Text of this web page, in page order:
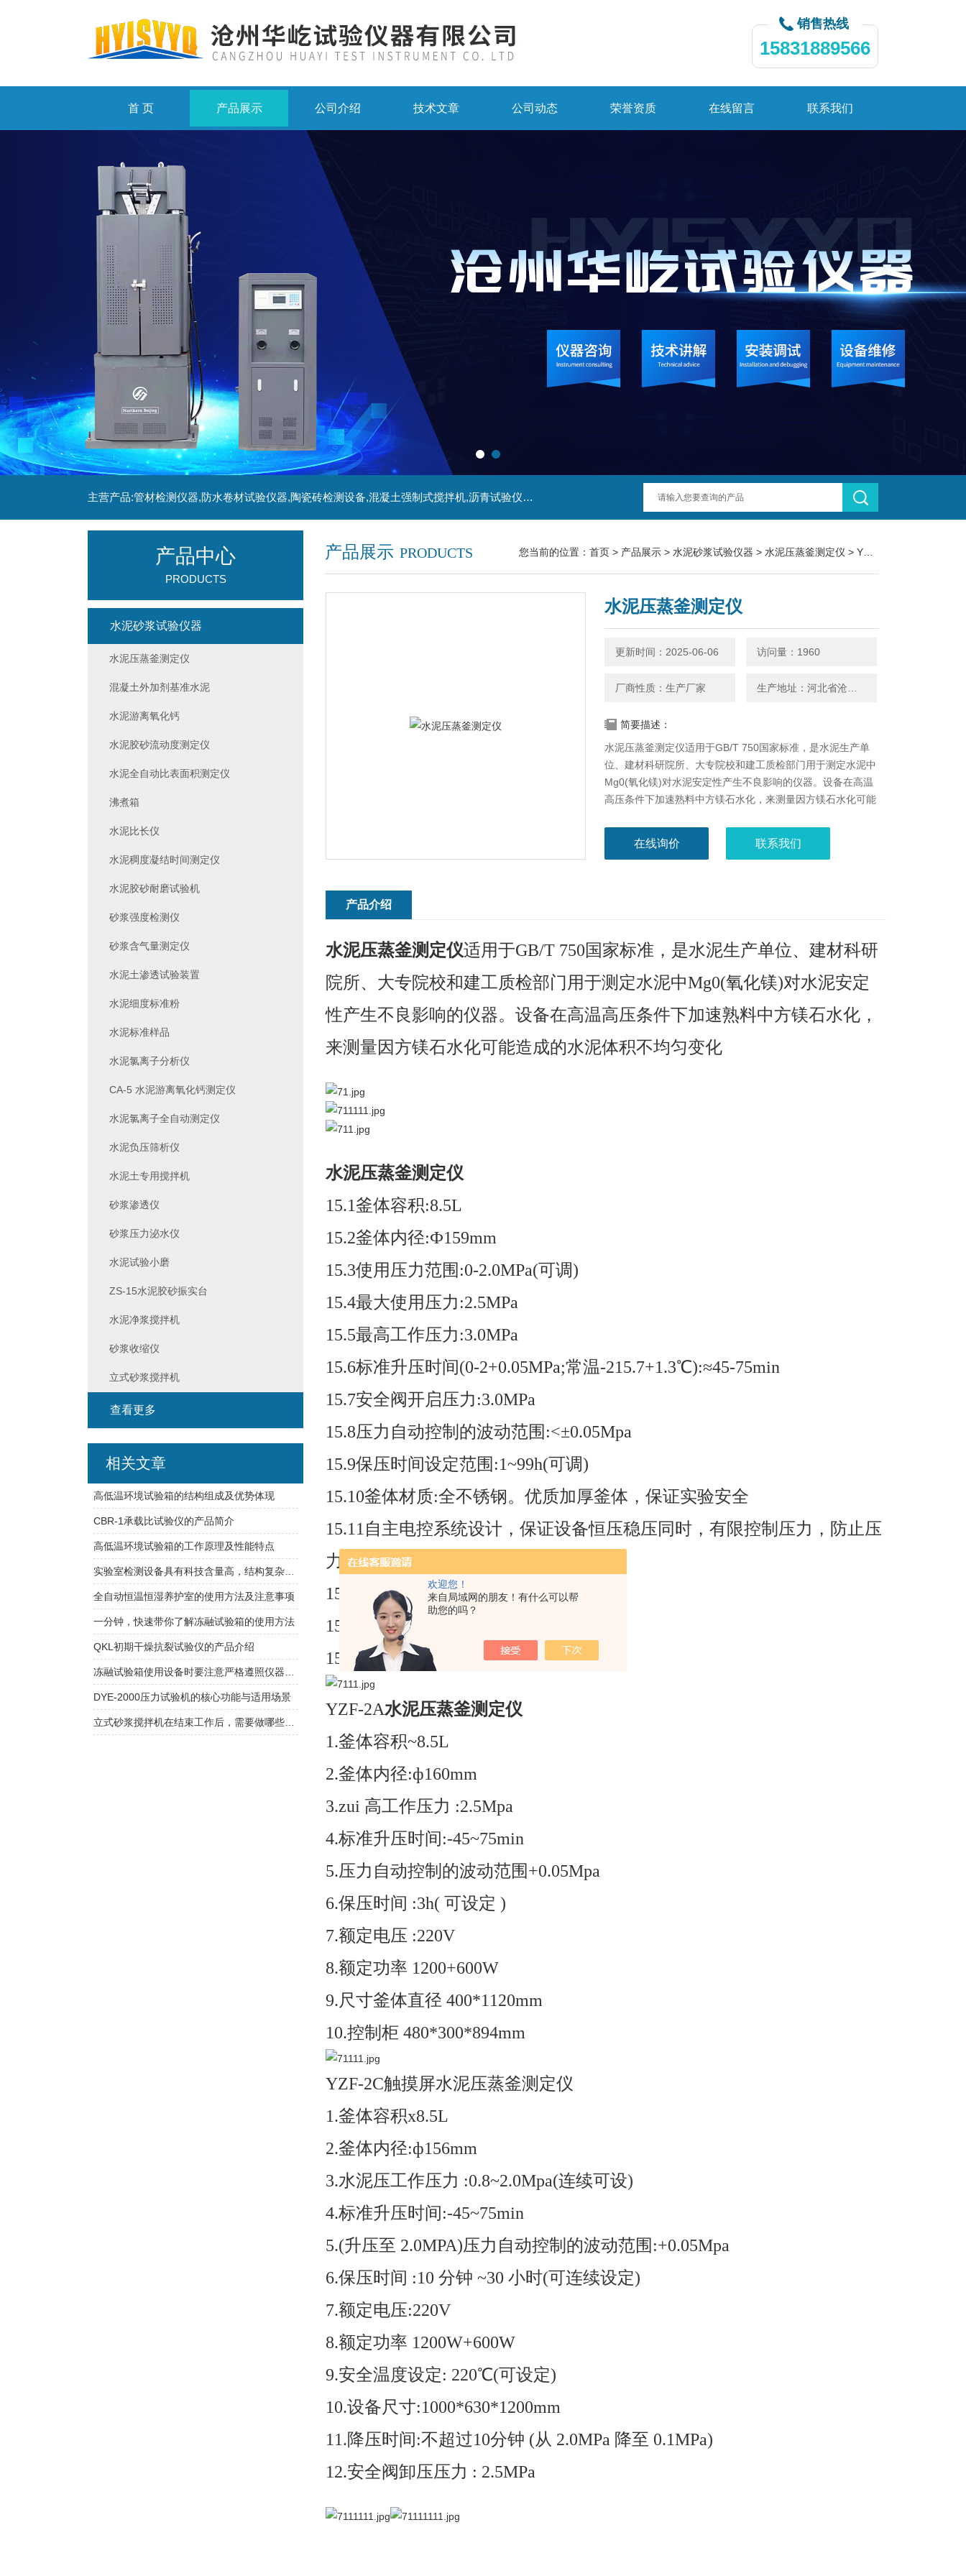
欢迎您！
来自局域网的朋友！有什么可以帮
助您的吗？
销售热线
15831889566
首 页 产品展示 公司介绍 技术文章 公司动态 荣誉资质 在线留言 联系我们
主营产品:管材检测仪器,防水卷材试验仪器,陶瓷砖检测设备,混凝土强制式搅拌机,沥青试验仪器,冻融试验箱等产品
产品展示 PRODUCTS 您当前的位置： 首页 > 产品展示 > 水泥砂浆试验仪器 > 水泥压蒸釜测定仪 > YZF-2A水泥压蒸釜测定仪
水泥压蒸釜测定仪
更新时间：2025-06-06 访问量：1960
厂商性质：生产厂家
简要描述：
水泥压蒸釜测定仪适用于GB/T 750国家标准，是水泥生产单
位、建材科研院所、大专院校和建工质检部门用于测定水泥中
Mg0(氧化镁)对水泥安定性产生不良影响的仪器。设备在高温
高压条件下加速熟料中方镁石水化，来测量因方镁石水化可能
在线询价 联系我们
产品介绍
水泥压蒸釜测定仪适用于GB/T 750国家标准，是水泥生产单位、建材科研
院所、大专院校和建工质检部门用于测定水泥中Mg0(氧化镁)对水泥安定
性产生不良影响的仪器。设备在高温高压条件下加速熟料中方镁石水化，
来测量因方镁石水化可能造成的水泥体积不均匀变化
水泥压蒸釜测定仪
15.1釜体容积:8.5L
15.2釜体内径:Ф159mm
15.3使用压力范围:0-2.0MPa(可调)
15.4最大使用压力:2.5MPa
15.5最高工作压力:3.0MPa
15.6标准升压时间(0-2+0.05MPa;常温-215.7+1.3℃):≈45-75min
15.7安全阀开启压力:3.0MPa
15.8压力自动控制的波动范围:<±0.05Mpa
15.9保压时间设定范围:1~99h(可调)
15.10釜体材质:全不锈钢。优质加厚釜体，保证实验安全
15.11自主电控系统设计，保证设备恒压稳压同时，有限控制压力，防止压
力过冲。
15.12控制方式:7寸彩色触摸屏控制
15.13额定电压:220V
15.14额定功率:1200+600
YZF-2A水泥压蒸釜测定仪
1.釜体容积~8.5L
2.釜体内径:ф160mm
3.zui 高工作压力 :2.5Mpa
4.标准升压时间:-45~75min
5.压力自动控制的波动范围+0.05Mpa
6.保压时间 :3h( 可设定 )
7.额定电压 :220V
8.额定功率 1200+600W
9.尺寸釜体直径 400*1120mm
10.控制柜 480*300*894mm
YZF-2C触摸屏水泥压蒸釜测定仪
1.釜体容积x8.5L
2.釜体内径:ф156mm
3.水泥压工作压力 :0.8~2.0Mpa(连续可设)
4.标准升压时间:-45~75min
5.(升压至 2.0MPA)压力自动控制的波动范围:+0.05Mpa
6.保压时间 :10 分钟 ~30 小时(可连续设定)
7.额定电压:220V
8.额定功率 1200W+600W
9.安全温度设定: 220℃(可设定)
10.设备尺寸:1000*630*1200mm
11.降压时间:不超过10分钟 (从 2.0MPa 降至 0.1MPa)
12.安全阀卸压压力 : 2.5MPa
产品中心
PRODUCTS
水泥砂浆试验仪器
水泥压蒸釜测定仪
混凝土外加剂基准水泥
水泥游离氧化钙
水泥胶砂流动度测定仪
水泥全自动比表面积测定仪
沸煮箱
水泥比长仪
水泥稠度凝结时间测定仪
水泥胶砂耐磨试验机
砂浆强度检测仪
砂浆含气量测定仪
水泥土渗透试验装置
水泥细度标准粉
水泥标准样品
水泥氯离子分析仪
CA-5 水泥游离氧化钙测定仪
水泥氯离子全自动测定仪
水泥负压筛析仪
水泥土专用搅拌机
砂浆渗透仪
砂浆压力泌水仪
水泥试验小磨
ZS-15水泥胶砂振实台
水泥净浆搅拌机
砂浆收缩仪
立式砂浆搅拌机
查看更多
相关文章
高低温环境试验箱的结构组成及优势体现
CBR-1承载比试验仪的产品简介
高低温环境试验箱的工作原理及性能特点
实验室检测设备具有科技含量高，结构复杂的特点
全自动恒温恒湿养护室的使用方法及注意事项
一分钟，快速带你了解冻融试验箱的使用方法
QKL初期干燥抗裂试验仪的产品介绍
DYE-2000压力试验机的核心功能与适用场景
立式砂浆搅拌机在结束工作后，需要做哪些维护工作